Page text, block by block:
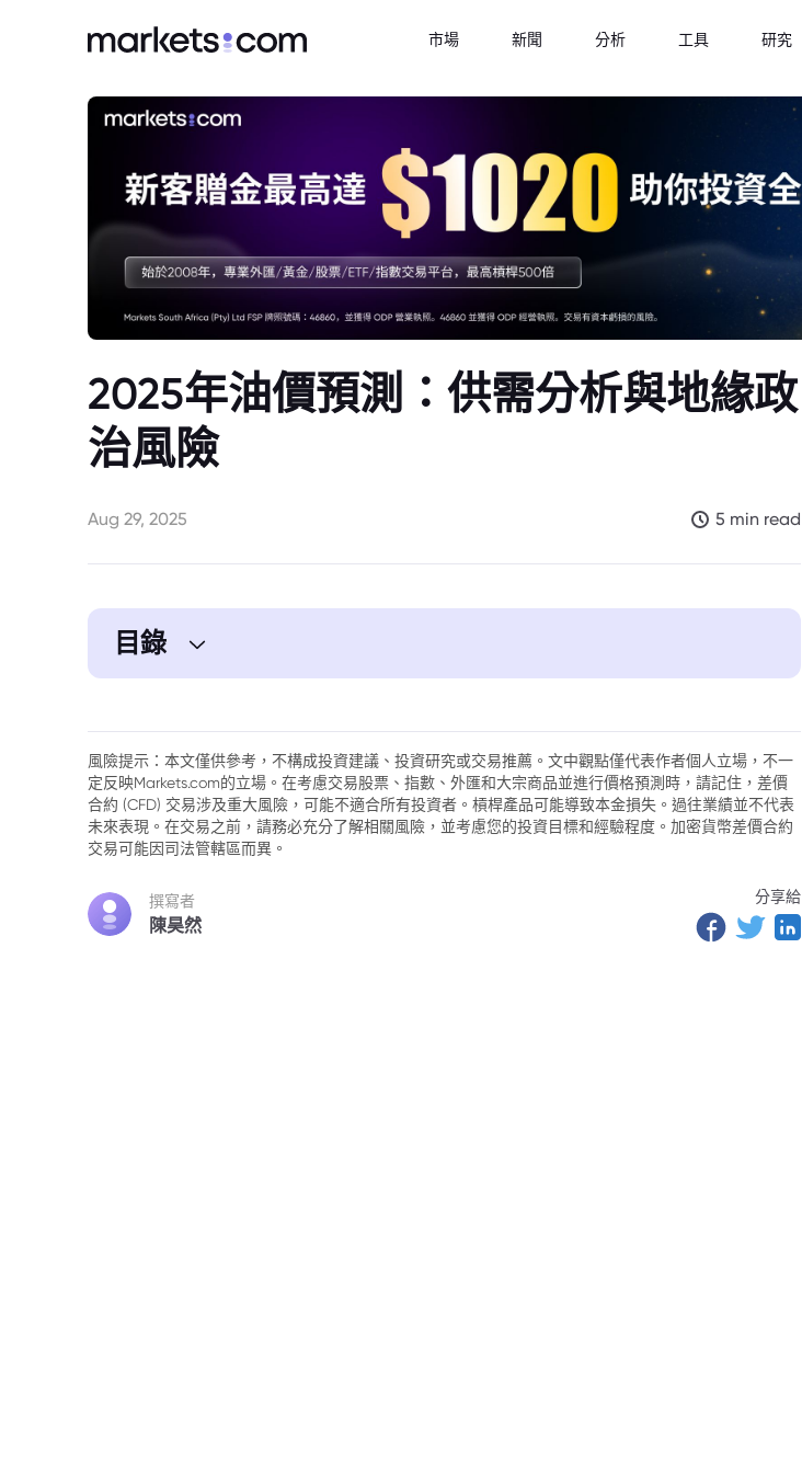
市場 新聞 分析 工具 研究
2025年油價預測：供需分析與地緣政
治風險
Aug 29, 2025 5 min read
目錄
風險提示：本文僅供參考，不構成投資建議、投資研究或交易推薦。文中觀點僅代表作者個人立場，不一
定反映Markets.com的立場。在考慮交易股票、指數、外匯和大宗商品並進行價格預測時，請記住，差價
合約 (CFD) 交易涉及重大風險，可能不適合所有投資者。槓桿產品可能導致本金損失。過往業績並不代表
未來表現。在交易之前，請務必充分了解相關風險，並考慮您的投資目標和經驗程度。加密貨幣差價合約
交易可能因司法管轄區而異。
撰寫者
陳昊然
分享給